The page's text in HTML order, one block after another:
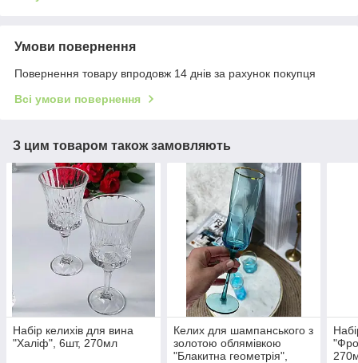
Умови повернення
Повернення товару впродовж 14 днів за рахунок покупця
Всі умови повернення
З цим товаром також замовляють
Набір келихів для вина
"Халіф", 6шт, 270мл
Келих для шампанського з
золотою облямівкою
"Блакитна геометрія",